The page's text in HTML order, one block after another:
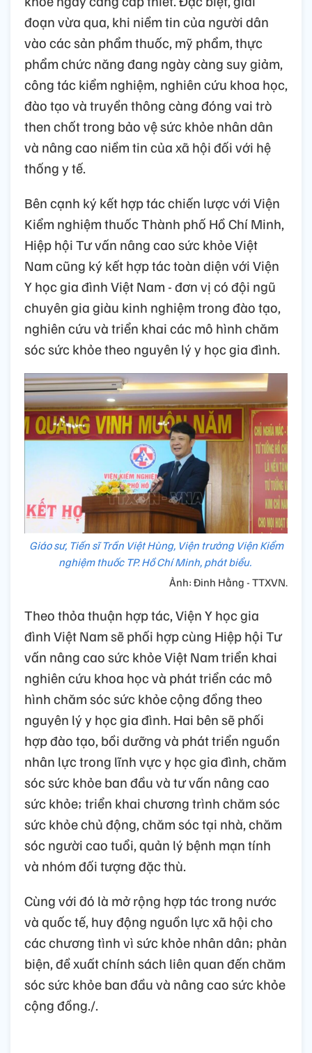
đoạn vừa qua, khi niềm tin của người dân
vào các sản phẩm thuốc, mỹ phẩm, thực
phẩm chức năng đang ngày càng suy giảm,
công tác kiểm nghiệm, nghiên cứu khoa học,
đào tạo và truyền thông càng đóng vai trò
then chốt trong bảo vệ sức khỏe nhân dân
và nâng cao niềm tin của xã hội đối với hệ
thống y tế.
Bên cạnh ký kết hợp tác chiến lược với Viện
Kiểm nghiệm thuốc Thành phố Hồ Chí Minh,
Hiệp hội Tư vấn nâng cao sức khỏe Việt
Nam cũng ký kết hợp tác toàn diện với Viện
Y học gia đình Việt Nam - đơn vị có đội ngũ
chuyên gia giàu kinh nghiệm trong đào tạo,
nghiên cứu và triển khai các mô hình chăm
sóc sức khỏe theo nguyên lý y học gia đình.
Giáo sư, Tiến sĩ Trần Việt Hùng, Viện trưởng Viện Kiểm
nghiệm thuốc TP. Hồ Chí Minh, phát biểu.
Ảnh: Đinh Hằng - TTXVN.
Theo thỏa thuận hợp tác, Viện Y học gia
đình Việt Nam sẽ phối hợp cùng Hiệp hội Tư
vấn nâng cao sức khỏe Việt Nam triển khai
nghiên cứu khoa học và phát triển các mô
hình chăm sóc sức khỏe cộng đồng theo
nguyên lý y học gia đình. Hai bên sẽ phối
hợp đào tạo, bồi dưỡng và phát triển nguồn
nhân lực trong lĩnh vực y học gia đình, chăm
sóc sức khỏe ban đầu và tư vấn nâng cao
sức khỏe; triển khai chương trình chăm sóc
sức khỏe chủ động, chăm sóc tại nhà, chăm
sóc người cao tuổi, quản lý bệnh mạn tính
và nhóm đối tượng đặc thù.
Cùng với đó là mở rộng hợp tác trong nước
và quốc tế, huy động nguồn lực xã hội cho
các chương tình vì sức khỏe nhân dân; phản
biện, đề xuất chính sách liên quan đến chăm
sóc sức khỏe ban đầu và nâng cao sức khỏe
cộng đồng./.